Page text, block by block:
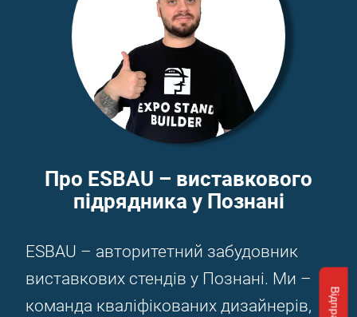
Про ESBAU – виставкового
підрядника у Познані
ESBAU – авторитетний забудовник
виставкових стендів у Познані. Ми –
команда кваліфікованих дизайнерів,